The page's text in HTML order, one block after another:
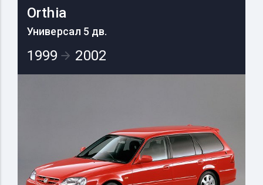
Orthia
Универсал 5 дв.
1999 2002